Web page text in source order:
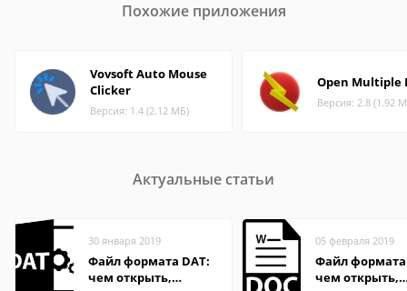
Похожие приложения
Vovsoft Auto Mouse
Clicker
Версия: 1.4 (2.12 МБ)
Open Multiple
Версия: 2.8 (1.92
Актуальные статьи
30 января 2019
Файл формата DAT:
чем открыть,
05 февраля 2019
Файл формата
чем открыть,